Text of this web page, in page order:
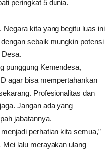
peringkat 5 dunia.
Negara kita yang begitu luas ini
sebaik mungkin potensi
Desa.
punggung Kemendesa,
agar bisa mempertahankan
Profesionalitas dan
Jangan ada yang
jabatannya.
perhatian kita semua,”
Mei lalu merayakan ulang